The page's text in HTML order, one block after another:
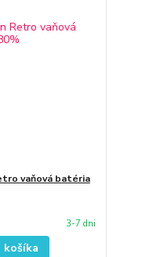
vaňová batéria
3-7 dni
košíka